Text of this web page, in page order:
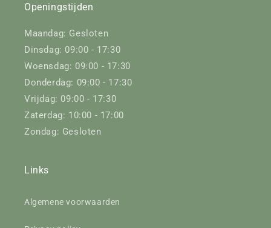
Openingstijden
Maandag: Gesloten
Dinsdag: 09:00 - 17:30
Woensdag: 09:00 - 17:30
Donderdag: 09:00 - 17:30
Vrijdag: 09:00 - 17:30
Zaterdag: 10:00 - 17:00
Zondag: Gesloten
Links
Algemene voorwaarden